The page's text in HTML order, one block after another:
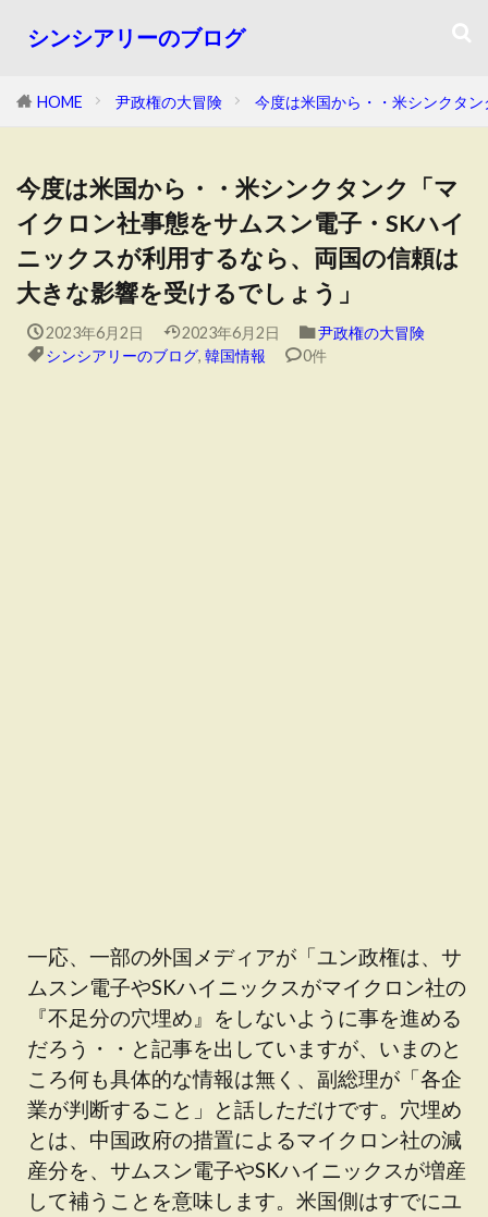
シンシアリーのブログ
HOME 尹政権の大冒険 今度は米国から・・米シンクタ
今度は米国から・・米シンクタンク「マ
イクロン社事態をサムスン電子・SKハイ
ニックスが利用するなら、両国の信頼は
大きな影響を受けるでしょう」
2023年6月2日 2023年6月2日
尹政権の大冒険
シンシアリーのブログ, 韓国情報 0件
一応、一部の外国メディアが「ユン政権は、サ
ムスン電子やSKハイニックスがマイクロン社の
『不足分の穴埋め』をしないように事を進める
だろう・・と記事を出していますが、いまのと
ころ何も具体的な情報は無く、副総理が「各企
業が判断すること」と話しただけです。穴埋め
とは、中国政府の措置によるマイクロン社の減
産分を、サムスン電子やSKハイニックスが増産
して補うことを意味します。米国側はすでにユ